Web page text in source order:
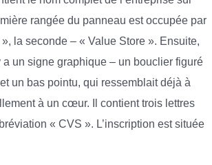
rangée du panneau est occupée par
la seconde – « Value Store ». Ensuite,
a un signe graphique – un bouclier figuré
un bas pointu, qui ressemblait déjà à
à un cœur. Il contient trois lettres
« CVS ». L’inscription est située